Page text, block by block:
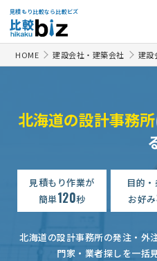
見積もり比較なら比較ビズ
HOME 建設会社・建築会社 建設
北海道の設計事務所
見積もり作業が
簡単120秒
目的
お好み
北海道の設計事務所の発注・外
門家・業者探しを一括
【着工迄のお見積もり
建設デザイン・設計の見
建設デザイン・設計の見
【確認申請の業務の依頼